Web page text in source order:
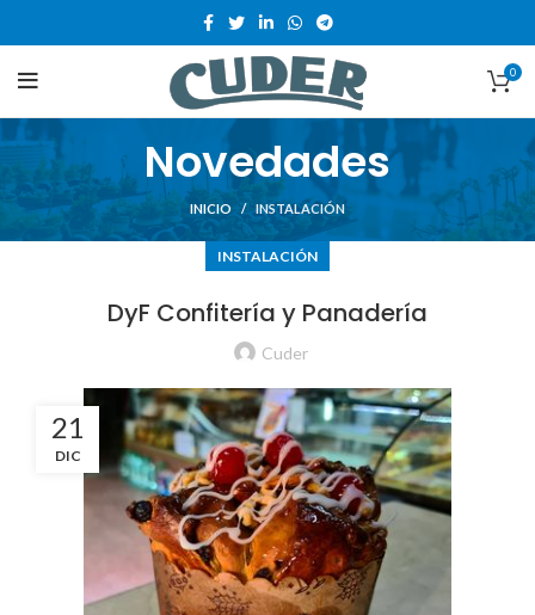
0
Novedades
INICIO INSTALACIÓN
INSTALACIÓN
DyF Confitería y Panadería
Cuder
21
DIC